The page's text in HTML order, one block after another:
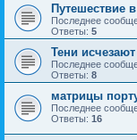
Путешествие
Последнее
Ответы: 5
Тени
Последнее
Ответы: 8
матрицы
Последнее
Ответы: 16